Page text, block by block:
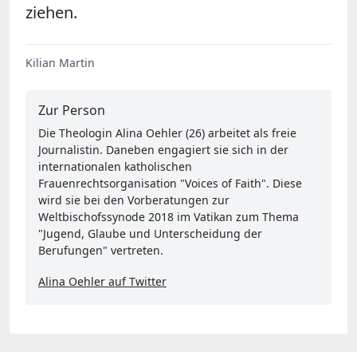
ziehen.
Kilian Martin
Zur Person
Die Theologin Alina Oehler (26) arbeitet als freie
Journalistin. Daneben engagiert sie sich in der
internationalen katholischen
Frauenrechtsorganisation "Voices of Faith". Diese
wird sie bei den Vorberatungen zur
Weltbischofssynode 2018 im Vatikan zum Thema
"Jugend, Glaube und Unterscheidung der
Berufungen" vertreten.
Alina Oehler auf Twitter